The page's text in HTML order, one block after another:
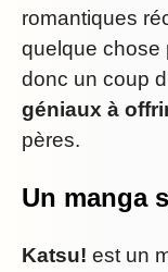
romantiques
quelque chose
donc un coup
géniaux à
pères.
Un manga
Katsu! est un